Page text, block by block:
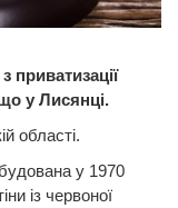
приватизації
у Лисянці.
області.
у 1970
із червоної